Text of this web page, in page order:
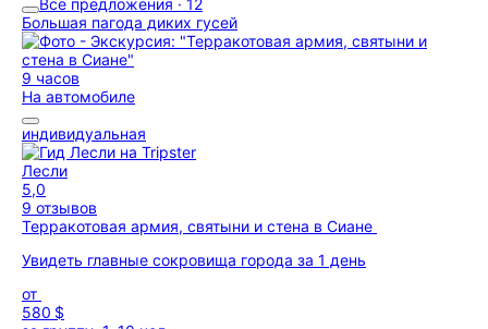
Все предложения · 12
Большая пагода диких гусей
9 часов
На автомобиле
индивидуальная
Лесли
5,0
9 отзывов
Терракотовая армия, святыни и стена в Сиане
Увидеть главные сокровища города за 1 день
от
580 $